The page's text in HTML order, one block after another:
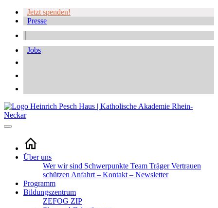
Jetzt spenden!
Presse
Jobs
Über uns
Wer wir sind Schwerpunkte Team TrägerVertrauen
schützen Anfahrt – Kontakt – Newsletter
Programm
Bildungszentrum
ZEFOG ZIP